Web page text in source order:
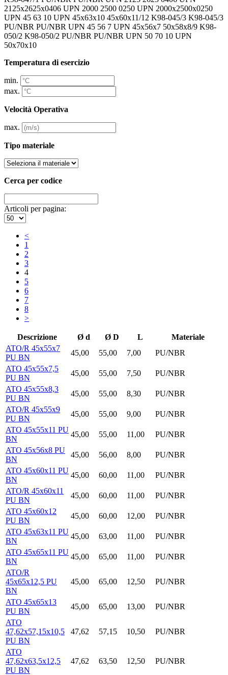
2125x2625x0406 UPN 2000 2500 0250 UPN 2000x2500x0250
UPN 45 63 10 UPN 45x63x10 45x60x11/12 K98-045/3 K98-045/3
PU/NBR PU/NBR UPN 45 56 7 UPN 45x56x7 50x58x8/9 K98-
050/2 K98-050/2 PU/NBR PU/NBR UPN 50 70 10 UPN
50x70x10
Temperatura di esercizio
min.
max.
Velocità Operativa
max.
Tipo materiale
Cerca per codice
Articoli per pagina:
<
1
2
3
4
5
6
7
8
>
Descrizione Ø d Ø D L
Materiale
ATO/R 45x55x7
PU BN
45,00 55,00 7,00
PU/NBR
ATO 45x55x7,5
PU BN
45,00 55,00 7,50
PU/NBR
ATO 45x55x8,3
PU BN
45,00 55,00 8,30
PU/NBR
ATO/R 45x55x9
PU BN
45,00 55,00 9,00
PU/NBR
ATO 45x55x11 PU
BN
45,00 55,00 11,00
PU/NBR
ATO 45x56x8 PU
BN
45,00 56,00 8,00
PU/NBR
ATO 45x60x11 PU
BN
45,00 60,00 11,00
PU/NBR
ATO/R 45x60x11
PU BN
45,00 60,00 11,00
PU/NBR
ATO 45x60x12
PU BN
45,00 60,00 12,00
PU/NBR
ATO 45x63x11 PU
BN
45,00 63,00 11,00
PU/NBR
ATO 45x65x11 PU
BN
45,00 65,00 11,00
PU/NBR
ATO/R
45x65x12,5 PU
BN
45,00 65,00 12,50 PU/NBR
ATO 45x65x13
PU BN
45,00 65,00 13,00
PU/NBR
ATO
47,62x57,15x10,5
PU BN
47,62 57,15 10,50 PU/NBR
ATO
47,62x63,5x12,5
PU BN
47,62 63,50 12,50 PU/NBR